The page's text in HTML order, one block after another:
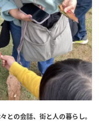
との会話、街と人の暮らし。